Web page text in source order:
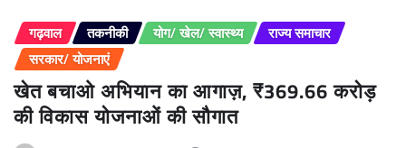
गढ़वाल तकनीकी योग/ खेल/ स्वास्थ्य
राज्य समाचार
सरकार/ योजनाएं
खेत बचाओ अभियान का आगाज़, ₹369.66 करोड़
की विकास योजनाओं की सौगात